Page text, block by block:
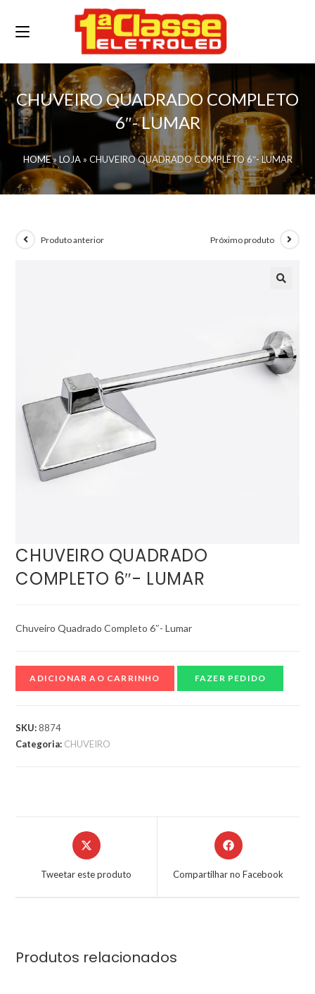
CHUVEIRO QUADRADO COMPLETO
6″- LUMAR
HOME» LOJA» CHUVEIRO QUADRADO COMPLETO 6″- LUMAR
Produto anterior Próximo produto
CHUVEIRO QUADRADO
COMPLETO 6″- LUMAR
Chuveiro Quadrado Completo 6″- Lumar
ADICIONAR AO CARRINHO FAZER PEDIDO
SKU:8874
Categoria: CHUVEIRO
Tweetar este produto Compartilhar no Facebook
Produtos relacionados